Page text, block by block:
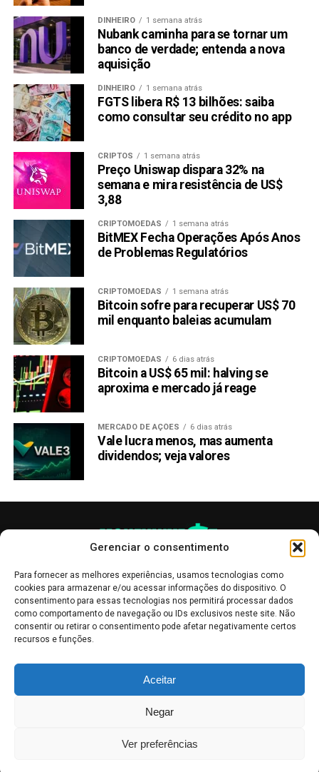
Gerenciar o consentimento
Para fornecer as melhores experiências, usamos tecnologias como
cookies para armazenar e/ou acessar informações do dispositivo. O
consentimento para essas tecnologias nos permitirá processar dados
como comportamento de navegação ou IDs exclusivos neste site. Não
consentir ou retirar o consentimento pode afetar negativamente certos
recursos e funções.
Aceitar
Negar
Ver preferências
DINHEIRO 1 semana atrás
Nubank caminha para se tornar um
banco de verdade; entenda a nova
aquisição
DINHEIRO 1 semana atrás
FGTS libera R$ 13 bilhões: saiba
como consultar seu crédito no app
CRIPTOS 1 semana atrás
Preço Uniswap dispara 32% na
semana e mira resistência de US$
3,88
CRIPTOMOEDAS 1 semana atrás
BitMEX Fecha Operações Após Anos
de Problemas Regulatórios
CRIPTOMOEDAS 1 semana atrás
Bitcoin sofre para recuperar US$ 70
mil enquanto baleias acumulam
CRIPTOMOEDAS 6 dias atrás
Bitcoin a US$ 65 mil: halving se
aproxima e mercado já reage
MERCADO DE AÇÕES 6 dias atrás
Vale lucra menos, mas aumenta
dividendos; veja valores
informativo, servindo como boletins de divulgação, e não devem ser
interpretadas como recomendações de investimento.Leia mais
Bolsa de Valores